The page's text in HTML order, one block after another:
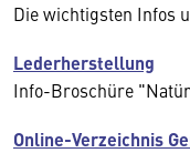
Die wichtigsten Infos
Lederherstellung
Info-Broschüre
Online-Verzeichnis